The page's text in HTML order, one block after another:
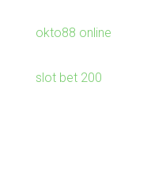
okto88 online
slot bet 200